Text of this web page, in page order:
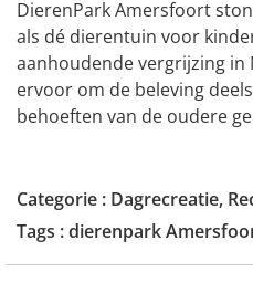
DierenPark Amersfoort
als dé dierentuin voor
aanhoudende vergrijzing
ervoor om de beleving
behoeften van de oudere
Categorie : Dagrecreatie,
Tags :dierenpark